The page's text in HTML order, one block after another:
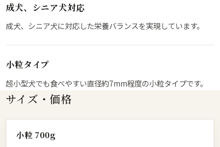
成犬、シニア犬対応
成犬、シニア犬に対応した栄養バランスを実現しています。
小粒タイプ
超小型犬でも食べやすい直径約7mm程度の小粒タイプです。
サイズ・価格
小粒 700g